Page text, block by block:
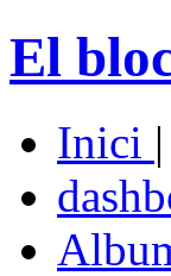
El
Inici |